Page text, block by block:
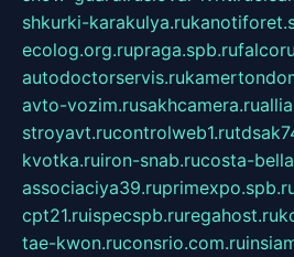
shkurki-karakulya.ru
ecolog.org.rupraga.spb.ru
autodoctorservis.ru
avto-vozim.rusakhcamera.ru
stroyavt.rucontrolweb1.ru
kvotka.ruiron-snab.rucosta-
associaciya39.ru
cpt21.ruispecspb.ruregahost.ru
tae-kwon.ruconsrio.com.ru